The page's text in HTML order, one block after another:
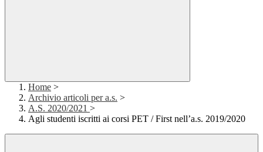
Home >
Archivio articoli per a.s. >
A.S. 2020/2021 >
Agli studenti iscritti ai corsi PET / First nell’a.s. 2019/2020